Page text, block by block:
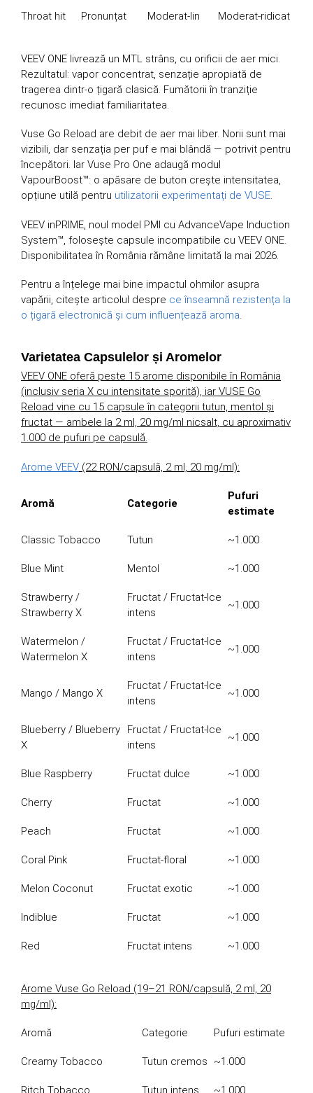
Throat hit Pronunțat Moderat-lin Moderat-ridicat
VEEV ONE livrează un MTL strâns, cu orificii de aer mici.
Rezultatul: vapor concentrat, senzație apropiată de
tragerea dintr-o țigară clasică. Fumătorii în tranziție
recunosc imediat familiaritatea.
Vuse Go Reload are debit de aer mai liber. Norii sunt mai
vizibili, dar senzația per puf e mai blândă — potrivit pentru
începători. Iar Vuse Pro One adaugă modul
VapourBoost™: o apăsare de buton crește intensitatea,
opțiune utilă pentru utilizatorii experimentați de VUSE.
VEEV inPRIME, noul model PMI cu AdvanceVape Induction
System™, folosește capsule incompatibile cu VEEV ONE.
Disponibilitatea în România rămâne limitată la mai 2026.
Pentru a înțelege mai bine impactul ohmilor asupra
vapării, citește articolul despre ce înseamnă rezistența la
o țigară electronică și cum influențează aroma.
Varietatea Capsulelor și Aromelor
VEEV ONE oferă peste 15 arome disponibile în România
(inclusiv seria X cu intensitate sporită), iar VUSE Go
Reload vine cu 15 capsule în categorii tutun, mentol și
fructat — ambele la 2 ml, 20 mg/ml nicsalt, cu aproximativ
1.000 de pufuri pe capsulă.
Arome VEEV (22 RON/capsulă, 2 ml, 20 mg/ml):
Aromă Categorie
Pufuri
estimate
Classic Tobacco Tutun ~1.000
Blue Mint Mentol ~1.000
Strawberry /
Strawberry X
Fructat / Fructat-Ice
intens
~1.000
Watermelon /
Watermelon X
Fructat / Fructat-Ice
intens
~1.000
Mango / Mango X
Fructat / Fructat-Ice
intens
~1.000
Blueberry / Blueberry
X
Fructat / Fructat-Ice
intens
~1.000
Blue Raspberry Fructat dulce ~1.000
Cherry Fructat ~1.000
Peach Fructat ~1.000
Coral Pink Fructat-floral ~1.000
Melon Coconut Fructat exotic ~1.000
Indiblue Fructat ~1.000
Red Fructat intens ~1.000
Arome Vuse Go Reload (19–21 RON/capsulă, 2 ml, 20
mg/ml):
Aromă Categorie Pufuri estimate
Creamy Tobacco Tutun cremos ~1.000
Ritch Tobacco Tutun intens ~1.000